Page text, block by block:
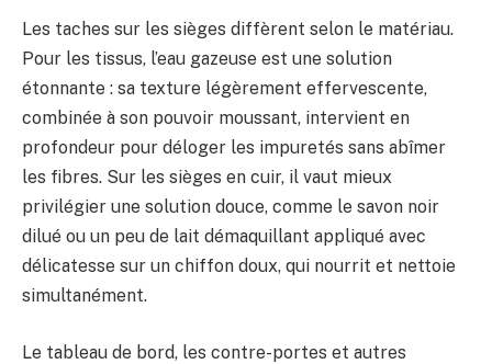
Les taches sur les sièges diffèrent selon le matériau.
Pour les tissus, l’eau gazeuse est une solution
étonnante : sa texture légèrement effervescente,
combinée à son pouvoir moussant, intervient en
profondeur pour déloger les impuretés sans abîmer
les fibres. Sur les sièges en cuir, il vaut mieux
privilégier une solution douce, comme le savon noir
dilué ou un peu de lait démaquillant appliqué avec
délicatesse sur un chiffon doux, qui nourrit et nettoie
simultanément.
Le tableau de bord, les contre-portes et autres